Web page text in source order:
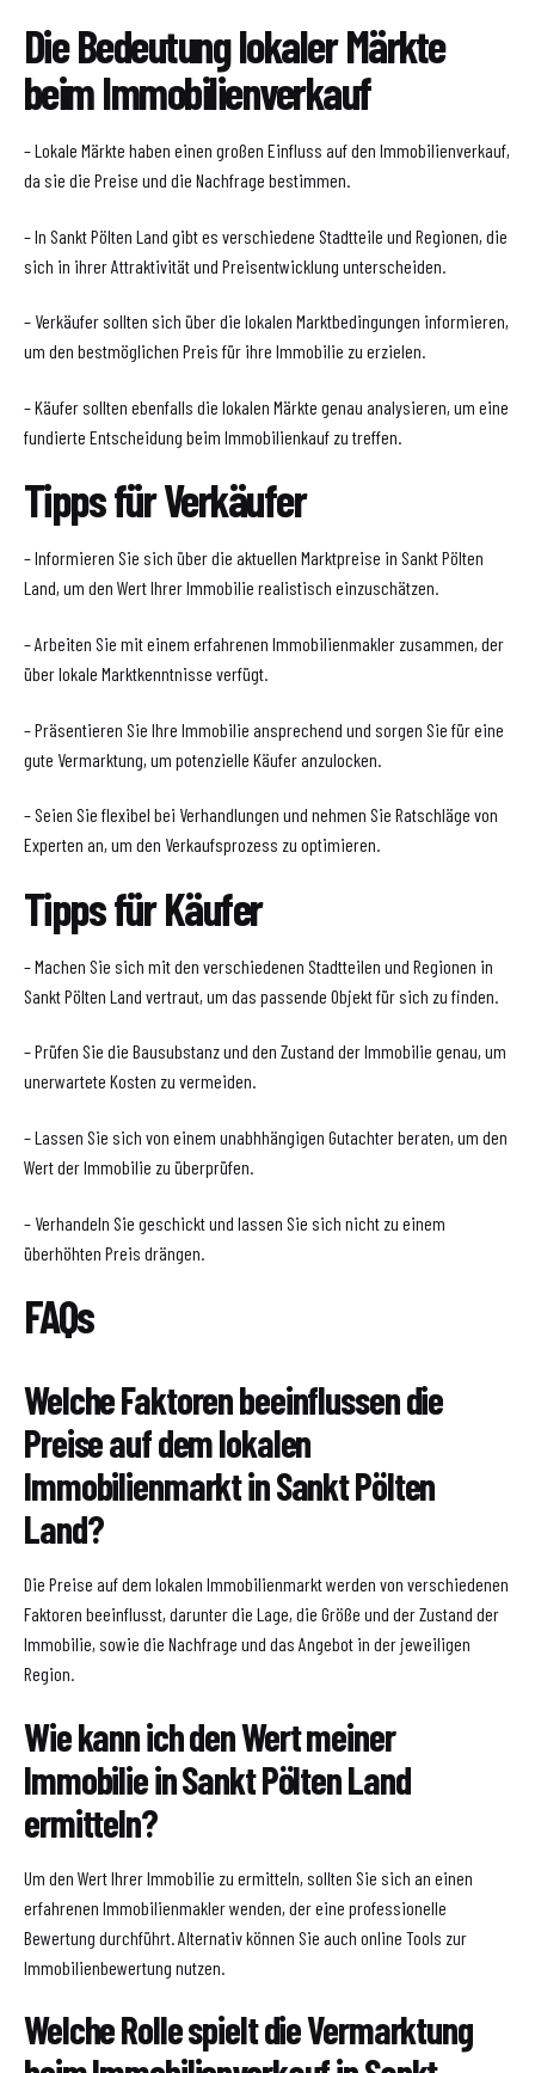
Die Bedeutung lokaler Märkte
beim Immobilienverkauf
– Lokale Märkte haben einen großen Einfluss auf den Immobilienverkauf,
da sie die Preise und die Nachfrage bestimmen.
– In Sankt Pölten Land gibt es verschiedene Stadtteile und Regionen, die
sich in ihrer Attraktivität und Preisentwicklung unterscheiden.
– Verkäufer sollten sich über die lokalen Marktbedingungen informieren,
um den bestmöglichen Preis für ihre Immobilie zu erzielen.
– Käufer sollten ebenfalls die lokalen Märkte genau analysieren, um eine
fundierte Entscheidung beim Immobilienkauf zu treffen.
Tipps für Verkäufer
– Informieren Sie sich über die aktuellen Marktpreise in Sankt Pölten
Land, um den Wert Ihrer Immobilie realistisch einzuschätzen.
– Arbeiten Sie mit einem erfahrenen Immobilienmakler zusammen, der
über lokale Marktkenntnisse verfügt.
– Präsentieren Sie Ihre Immobilie ansprechend und sorgen Sie für eine
gute Vermarktung, um potenzielle Käufer anzulocken.
– Seien Sie flexibel bei Verhandlungen und nehmen Sie Ratschläge von
Experten an, um den Verkaufsprozess zu optimieren.
Tipps für Käufer
– Machen Sie sich mit den verschiedenen Stadtteilen und Regionen in
Sankt Pölten Land vertraut, um das passende Objekt für sich zu finden.
– Prüfen Sie die Bausubstanz und den Zustand der Immobilie genau, um
unerwartete Kosten zu vermeiden.
– Lassen Sie sich von einem unabhhängigen Gutachter beraten, um den
Wert der Immobilie zu überprüfen.
– Verhandeln Sie geschickt und lassen Sie sich nicht zu einem
überhöhten Preis drängen.
FAQs
Welche Faktoren beeinflussen die
Preise auf dem lokalen
Immobilienmarkt in Sankt Pölten
Land?
Die Preise auf dem lokalen Immobilienmarkt werden von verschiedenen
Faktoren beeinflusst, darunter die Lage, die Größe und der Zustand der
Immobilie, sowie die Nachfrage und das Angebot in der jeweiligen
Region.
Wie kann ich den Wert meiner
Immobilie in Sankt Pölten Land
ermitteln?
Um den Wert Ihrer Immobilie zu ermitteln, sollten Sie sich an einen
erfahrenen Immobilienmakler wenden, der eine professionelle
Bewertung durchführt. Alternativ können Sie auch online Tools zur
Immobilienbewertung nutzen.
Welche Rolle spielt die Vermarktung